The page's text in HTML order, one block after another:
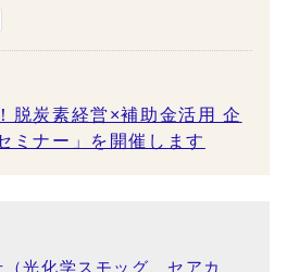
脱炭素経営×補助金活用 企
ミナー」を開催します
光化学スモッグ、セアカ